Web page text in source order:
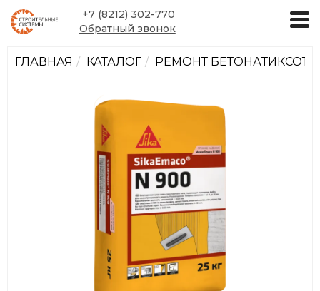
+7 (8212) 302-770
Обратный звонок
ГЛАВНАЯ КАТАЛОГ РЕМОНТ БЕТОНА